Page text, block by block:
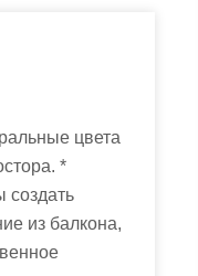
цвета
*
создать
из балкона,